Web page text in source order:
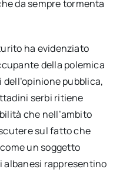
da sempre tormenta
ha evidenziato
della polemica
pubblica,
serbi ritiene
che nell’ambito
sul fatto che
un soggetto
albanesi rappresentino